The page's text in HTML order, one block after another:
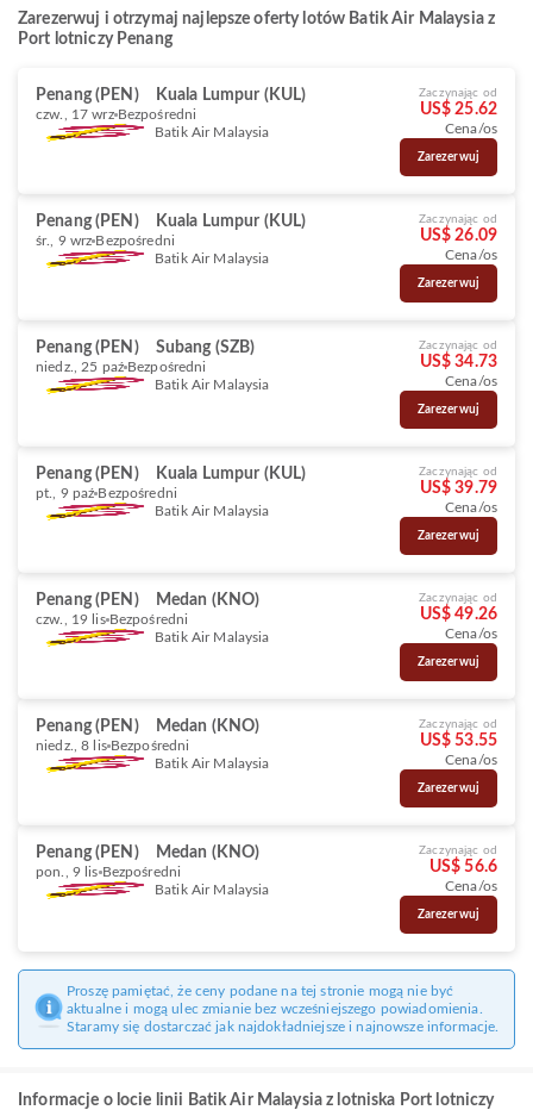
Zarezerwuj i otrzymaj najlepsze oferty lotów Batik Air Malaysia z
Port lotniczy Penang
Penang (PEN) Kuala Lumpur (KUL)
czw., 17 wrz Bezpośredni
Batik Air Malaysia
Zaczynając od
US$ 25.62
Cena/os
Zarezerwuj
Penang (PEN) Kuala Lumpur (KUL)
śr., 9 wrz Bezpośredni
Batik Air Malaysia
Zaczynając od
US$ 26.09
Cena/os
Zarezerwuj
Penang (PEN) Subang (SZB)
niedz., 25 paź Bezpośredni
Batik Air Malaysia
Zaczynając od
US$ 34.73
Cena/os
Zarezerwuj
Penang (PEN) Kuala Lumpur (KUL)
pt., 9 paź Bezpośredni
Batik Air Malaysia
Zaczynając od
US$ 39.79
Cena/os
Zarezerwuj
Penang (PEN) Medan (KNO)
czw., 19 lis Bezpośredni
Batik Air Malaysia
Zaczynając od
US$ 49.26
Cena/os
Zarezerwuj
Penang (PEN) Medan (KNO)
niedz., 8 lis Bezpośredni
Batik Air Malaysia
Zaczynając od
US$ 53.55
Cena/os
Zarezerwuj
Penang (PEN) Medan (KNO)
pon., 9 lis Bezpośredni
Batik Air Malaysia
Zaczynając od
US$ 56.6
Cena/os
Zarezerwuj
Proszę pamiętać, że ceny podane na tej stronie mogą nie być
aktualne i mogą ulec zmianie bez wcześniejszego powiadomienia.
Staramy się dostarczać jak najdokładniejsze i najnowsze informacje.
Informacje o locie linii Batik Air Malaysia z lotniska Port lotniczy